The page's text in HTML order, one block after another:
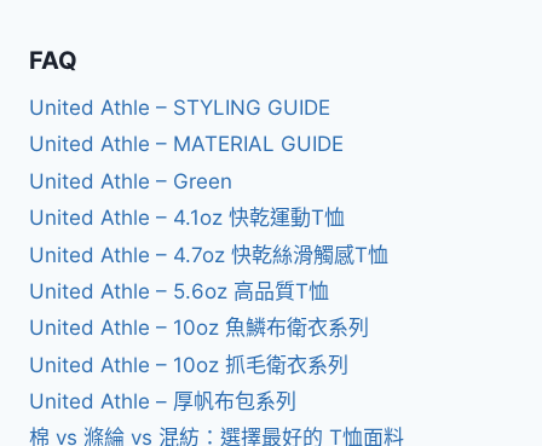
FAQ
United Athle – STYLING GUIDE
United Athle – MATERIAL GUIDE
United Athle – Green
United Athle – 4.1oz 快乾運動T恤
United Athle – 4.7oz 快乾絲滑觸感T恤
United Athle – 5.6oz 高品質T恤
United Athle – 10oz 魚鱗布衛衣系列
United Athle – 10oz 抓毛衛衣系列
United Athle – 厚帆布包系列
棉 vs 滌綸 vs 混紡：選擇最好的 T恤面料